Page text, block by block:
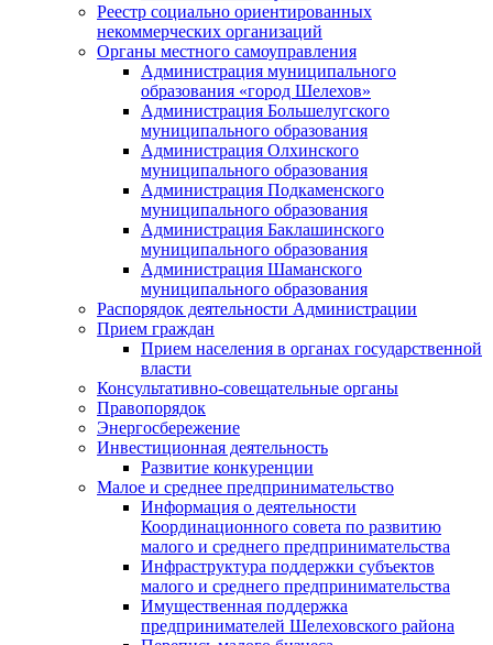
Реестр социально ориентированных
некоммерческих организаций
Органы местного самоуправления
Администрация муниципального
образования «город Шелехов»
Администрация Большелугского
муниципального образования
Администрация Олхинского
муниципального образования
Администрация Подкаменского
муниципального образования
Администрация Баклашинского
муниципального образования
Администрация Шаманского
муниципального образования
Распорядок деятельности Администрации
Прием граждан
Прием населения в органах государственной
власти
Консультативно-совещательные органы
Правопорядок
Энергосбережение
Инвестиционная деятельность
Развитие конкуренции
Малое и среднее предпринимательство
Информация о деятельности
Координационного совета по развитию
малого и среднего предпринимательства
Инфраструктура поддержки субъектов
малого и среднего предпринимательства
Имущественная поддержка
предпринимателей Шелеховского района